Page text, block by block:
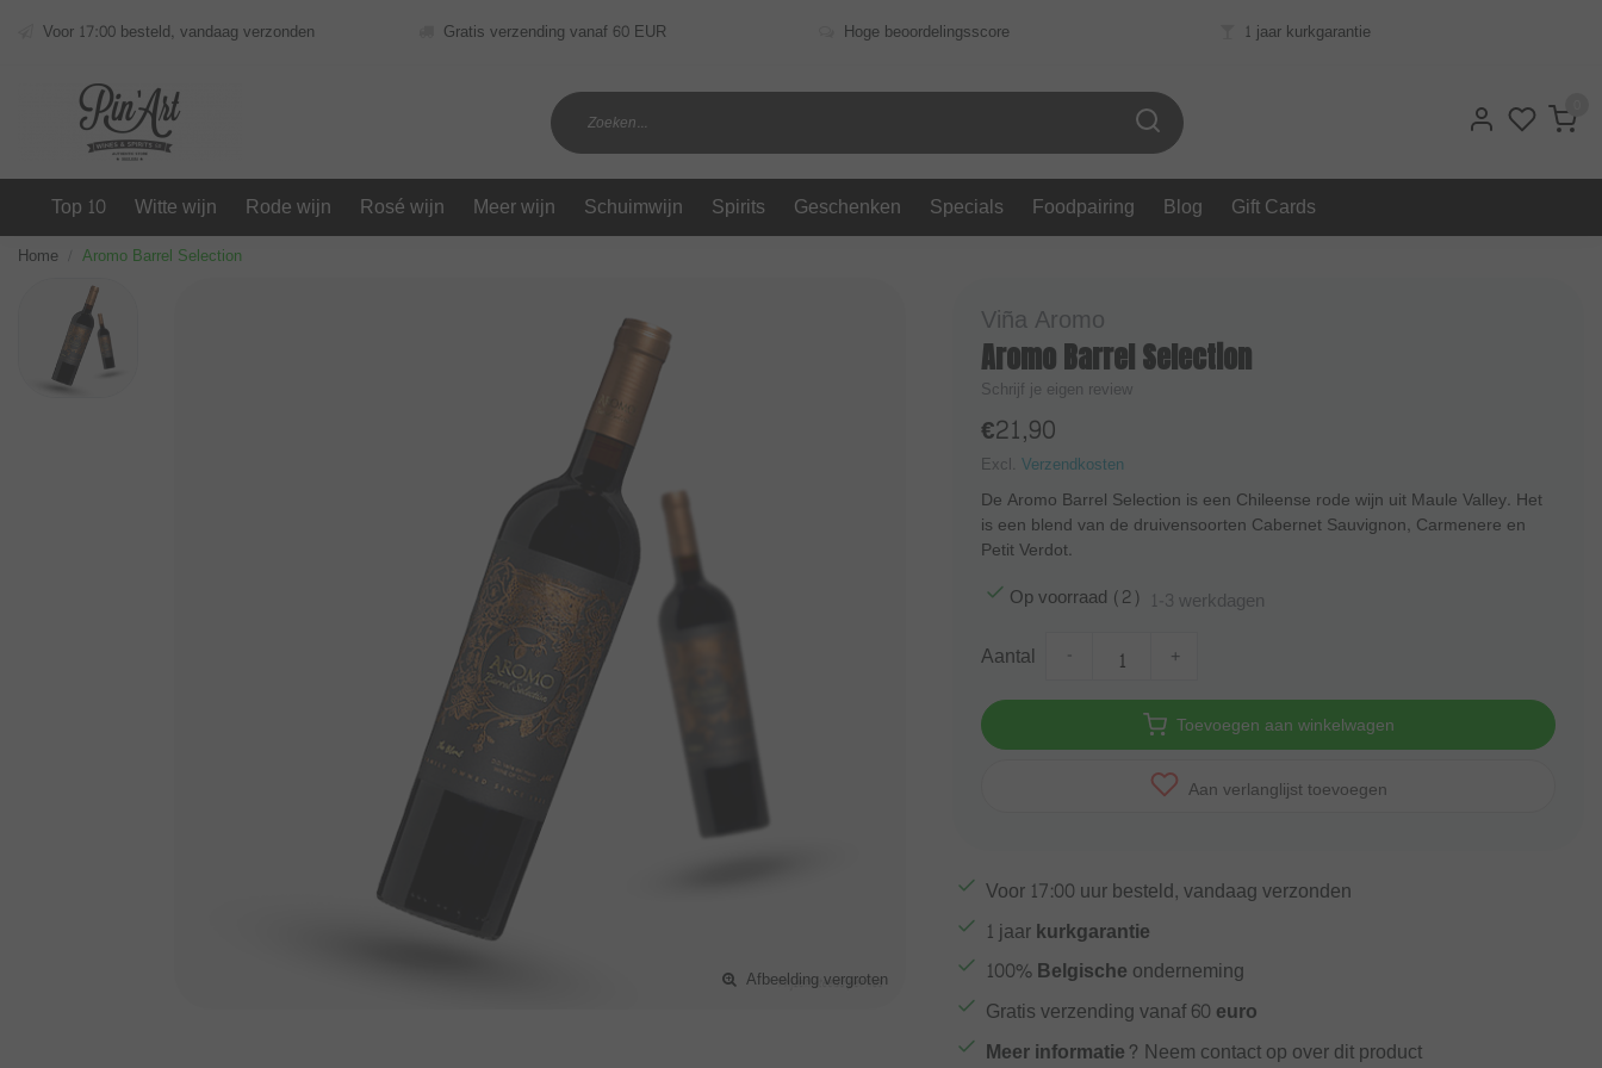
Voor 17:00 besteld, vandaag verzonden Gratis verzending vanaf 60 EUR Hoge beoordelingsscore 1 jaar kurkgarantie
Top 10 Witte wijn Rode wijn Rosé wijn Meer wijn Schuimwijn Spirits Geschenken Specials Foodpairing Blog Gift Cards
Home Aromo Barrel Selection
Afbeelding vergroten
Viña Aromo
Aromo Barrel Selection
Schrijf je eigen review
€21,90
Excl. Verzendkosten
De Aromo Barrel Selection is een Chileense rode wijn uit Maule Valley. Het
is een blend van de druivensoorten Cabernet Sauvignon, Carmenere en
Petit Verdot.
Op voorraad (2) 1-3 werkdagen
Aantal +
Toevoegen aan winkelwagen
Aan verlanglijst toevoegen
Voor 17:00 uur besteld, vandaag verzonden
1 jaarkurkgarantie
100%Belgische onderneming
Gratis verzending vanaf60 euro
Meer informatie? Neem contact op over dit product